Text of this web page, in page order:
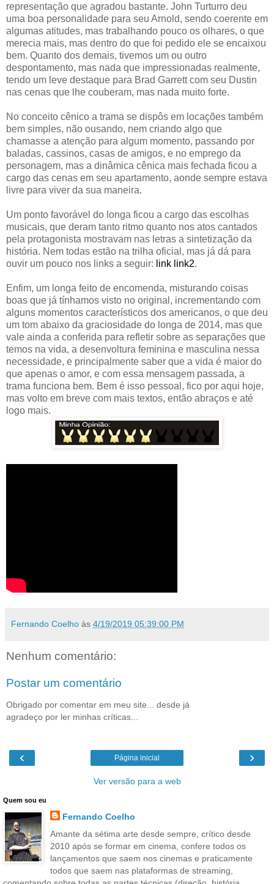
representação que agradou bastante. John Turturro deu
uma boa personalidade para seu Arnold, sendo coerente em
algumas atitudes, mas trabalhando pouco os olhares, o que
merecia mais, mas dentro do que foi pedido ele se encaixou
bem. Quanto dos demais, tivemos um ou outro
despontamento, mas nada que impressionadas realmente,
tendo um leve destaque para Brad Garrett com seu Dustin
nas cenas que lhe couberam, mas nada muito forte.
No conceito cênico a trama se dispôs em locações também
bem simples, não ousando, nem criando algo que
chamasse a atenção para algum momento, passando por
baladas, cassinos, casas de amigos, e no emprego da
personagem, mas a dinâmica cênica mais fechada ficou a
cargo das cenas em seu apartamento, aonde sempre estava
livre para viver da sua maneira.
Um ponto favorável do longa ficou a cargo das escolhas
musicais, que deram tanto ritmo quanto nos atos cantados
pela protagonista mostravam nas letras a sintetização da
história. Nem todas estão na trilha oficial, mas já dá para
ouvir um pouco nos links a seguir: link link2.
Enfim, um longa feito de encomenda, misturando coisas
boas que já tínhamos visto no original, incrementando com
alguns momentos característicos dos americanos, o que deu
um tom abaixo da graciosidade do longa de 2014, mas que
vale ainda a conferida para refletir sobre as separações que
temos na vida, a desenvoltura feminina e masculina nessa
necessidade, e principalmente saber que a vida é maior do
que apenas o amor, e com essa mensagem passada, a
trama funciona bem. Bem é isso pessoal, fico por aqui hoje,
mas volto em breve com mais textos, então abraços e até
logo mais.
Fernando Coelho às 4/19/2019 05:39:00 PM
Nenhum comentário:
Postar um comentário
Obrigado por comentar em meu site... desde já
agradeço por ler minhas críticas...
‹ ›
Página inicial
Ver versão para a web
Quem sou eu
Fernando Coelho
Amante da sétima arte desde sempre, crítico desde
2010 após se formar em cinema, confere todos os
lançamentos que saem nos cinemas e praticamente
todos que saem nas plataformas de streaming,